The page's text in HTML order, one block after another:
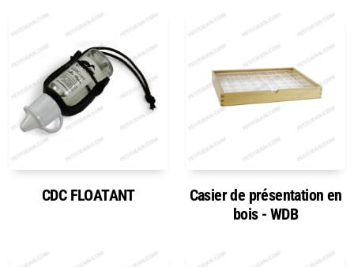
CDC FLOATANT
Casier de présentation en
bois - WDB